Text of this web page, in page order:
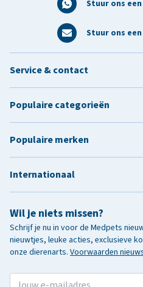
Stuur ons
Stuur ons
Wil je niets missen?
Schrijf je nu in voor de Medpets
nieuwtjes, leuke acties, exclusieve
onze dierenarts. Voorwaarden
Service & contact
Populaire categorieën
Populaire merken
Internationaal